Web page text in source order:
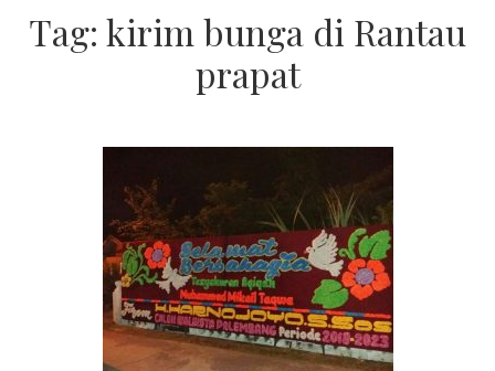
Tag: kirim bunga di Rantau
prapat